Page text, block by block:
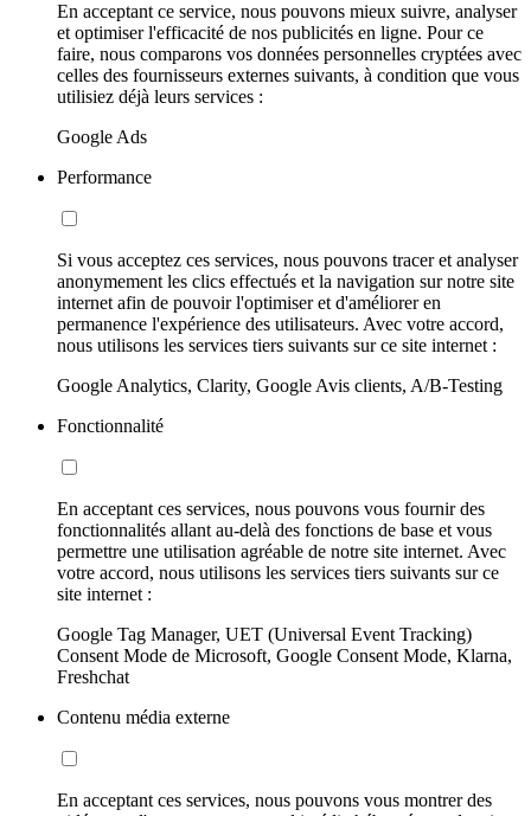
En acceptant ce service, nous pouvons mieux suivre, analyser
et optimiser l'efficacité de nos publicités en ligne. Pour ce
faire, nous comparons vos données personnelles cryptées avec
celles des fournisseurs externes suivants, à condition que vous
utilisiez déjà leurs services :
Google Ads
Performance
Si vous acceptez ces services, nous pouvons tracer et analyser
anonymement les clics effectués et la navigation sur notre site
internet afin de pouvoir l'optimiser et d'améliorer en
permanence l'expérience des utilisateurs. Avec votre accord,
nous utilisons les services tiers suivants sur ce site internet :
Google Analytics, Clarity, Google Avis clients, A/B-Testing
Fonctionnalité
En acceptant ces services, nous pouvons vous fournir des
fonctionnalités allant au-delà des fonctions de base et vous
permettre une utilisation agréable de notre site internet. Avec
votre accord, nous utilisons les services tiers suivants sur ce
site internet :
Google Tag Manager, UET (Universal Event Tracking)
Consent Mode de Microsoft, Google Consent Mode, Klarna,
Freshchat
Contenu média externe
En acceptant ces services, nous pouvons vous montrer des